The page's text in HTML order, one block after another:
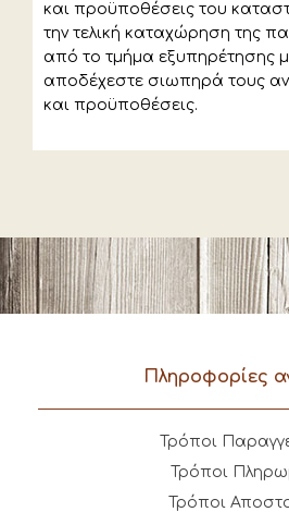
και προϋποθέσεις του
την τελική καταχώρηση της
από το τμήμα εξυπηρέτησης
αποδέχεστε σιωπηρά τους
και προϋποθέσεις.
Πληροφορίες
Τρόποι
Τρόποι
Τρόποι